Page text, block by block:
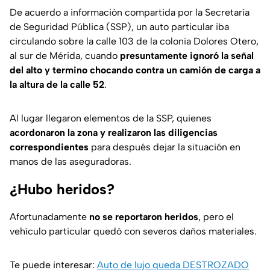
De acuerdo a información compartida por la Secretaría
de Seguridad Pública (SSP), un auto particular iba
circulando sobre la calle 103 de la colonia Dolores Otero,
al sur de Mérida, cuando presuntamente ignoró la señal
del alto y termino chocando contra un camión de carga a
la altura de la calle 52.
Al lugar llegaron elementos de la SSP, quienes
acordonaron la zona y realizaron las diligencias
correspondientes para después dejar la situación en
manos de las aseguradoras.
¿Hubo heridos?
Afortunadamente no se reportaron heridos, pero el
vehículo particular quedó con severos daños materiales.
Te puede interesar: Auto de lujo queda DESTROZADO